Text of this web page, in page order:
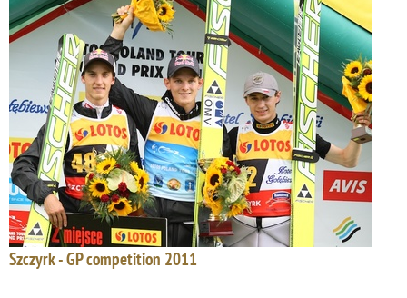
Szczyrk - GP competition 2011